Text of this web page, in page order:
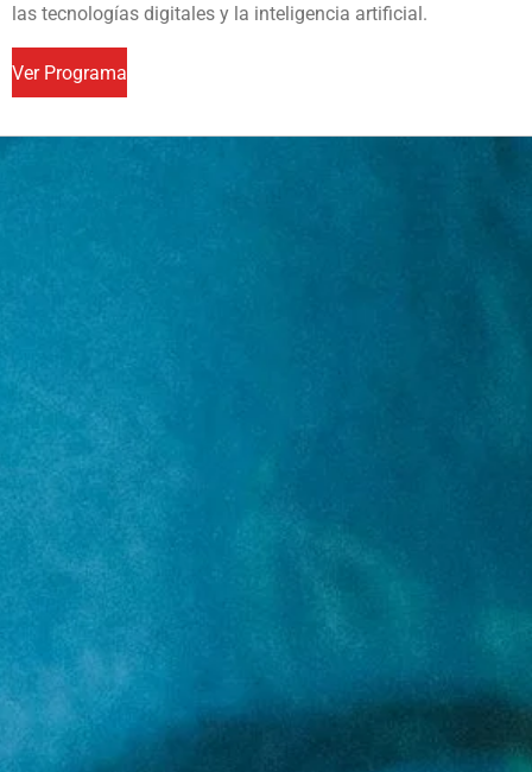
las tecnologías digitales y la inteligencia artificial.
Ver Programa